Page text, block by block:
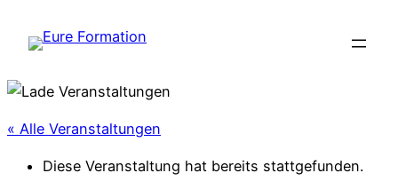
« Alle Veranstaltungen
Diese Veranstaltung hat bereits stattgefunden.